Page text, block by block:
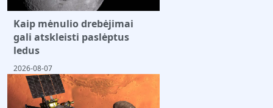
Kaip mėnulio drebėjimai
gali atskleisti paslėptus
ledus
2026-08-07